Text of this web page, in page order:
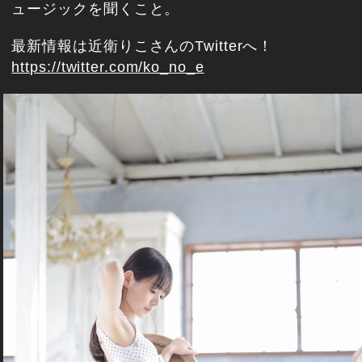
ュージックを聞くこと。
最新情報は近衛りこさんのTwitterへ！
https://twitter.com/ko_no_e